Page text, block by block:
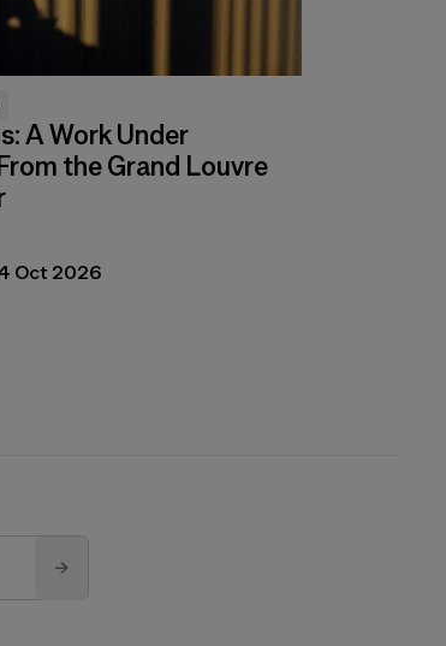
A Work Under
the Grand Louvre
Oct 2026
→
For more